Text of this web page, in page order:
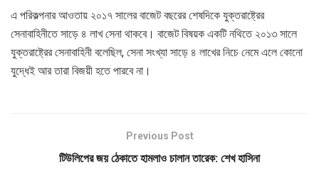
এ পরিকল্পনার আওতায় ২০১৭ সালের বাজেট বছরের শেষদিকে যুক্তরাষ্ট্রের
সেনাবাহিনীতে সাড়ে ৪ লাখ সেনা থাকবে। বাজেট বিষয়ক একটি নথিতে ২০১৩ সালে
যুক্তরাষ্ট্রের সেনাবাহিনী বলেছিল, সেনা সংখ্যা সাড়ে ৪ লাখের নিচে নেমে এলে কোনো
যুদ্ধেই আর তারা বিজয়ী হতে পারবে না।
Previous Post
টিউলিপের জয় ঠেকাতে হামলাও চালান তারেক: শেখ হাসিনা